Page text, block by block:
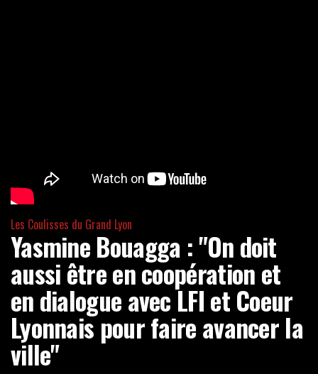
Les Coulisses du Grand Lyon
Yasmine Bouagga : "On doit
aussi être en coopération et
en dialogue avec LFI et Coeur
Lyonnais pour faire avancer la
ville"